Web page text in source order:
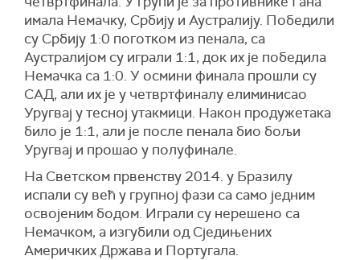
имала Немачку, Србију и Аустралију. Победили
су Србију 1:0 поготком из пенала, са
Аустралијом су играли 1:1, док их је победила
Немачка са 1:0. У осмини финала прошли су
САД, али их је у четвртфиналу елиминисао
Уругвај у тесној утакмици. Након продужетака
било је 1:1, али је после пенала био бољи
Уругвај и прошао у полуфинале.
На Светском првенству 2014. у Бразилу
испали су већ у групној фази са само једним
освојеним бодом. Играли су нерешено са
Немачком, а изгубили од Сједињених
Америчких Држава и Португала.